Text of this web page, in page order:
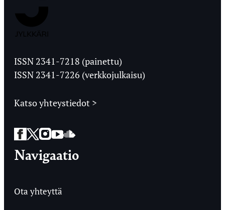
Ylioppilaslehti
ISSN 2341-7218 (painettu)
ISSN 2341-7226 (verkkojulkaisu)
Katso yhteystiedot >
Facebook
Twitter
Instagram
YouTube
SoundCloud
Navigaatio
Ota yhteyttä